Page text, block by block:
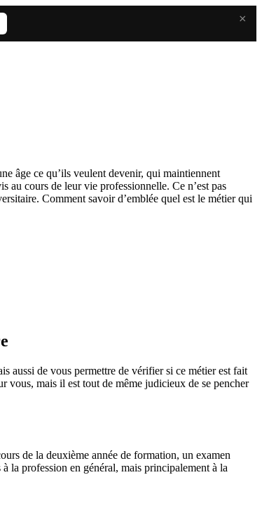
×
âge ce qu’ils veulent devenir, qui maintiennent
au cours de leur vie professionnelle. Ce n’est pas
Comment savoir d’emblée quel est le métier qui
aussi de vous permettre de vérifier si ce métier est fait
vous, mais il est tout de même judicieux de se pencher
de la deuxième année de formation, un examen
la profession en général, mais principalement à la